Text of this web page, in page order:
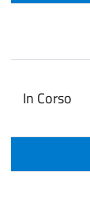
In Corso